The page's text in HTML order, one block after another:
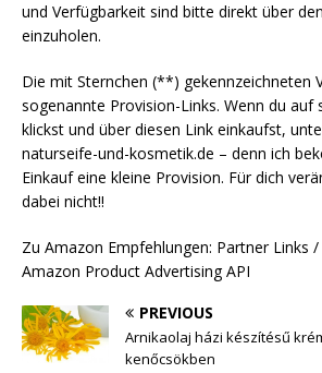
und Verfügbarkeit sind bitte direkt über
einzuholen.
Die mit Sternchen (**) gekennzeichneten
sogenannte Provision-Links. Wenn du auf
klickst und über diesen Link einkaufst,
naturseife-und-kosmetik.de – denn ich
Einkauf eine kleine Provision. Für dich
dabei nicht!!
Zu Amazon Empfehlungen: Partner Links
Amazon Product Advertising API
PREVIOUS
Arnikaolaj házi készítésű
kenőcsökben